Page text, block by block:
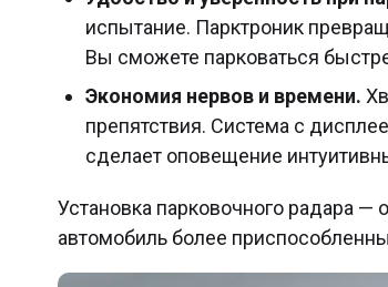
испытание. Парктроник
Вы сможете парковаться
Экономия нервов и времени.
препятствия. Система с
сделает оповещение
Установка парковочного радара
автомобиль более